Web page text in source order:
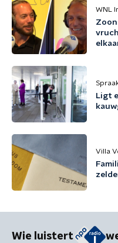
WNL
Ligt
Villa
Wie luistert